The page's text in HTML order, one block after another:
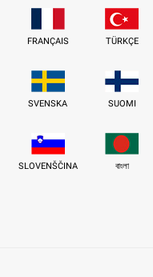
FRANÇAIS TÜRKÇE
SVENSKA SUOMI
SLOVENŠČINA বাংলা